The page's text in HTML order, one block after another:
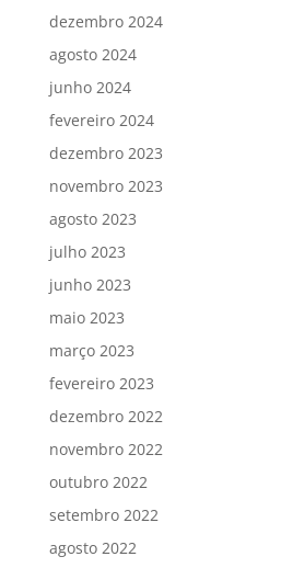
dezembro 2024
agosto 2024
junho 2024
fevereiro 2024
dezembro 2023
novembro 2023
agosto 2023
julho 2023
junho 2023
maio 2023
março 2023
fevereiro 2023
dezembro 2022
novembro 2022
outubro 2022
setembro 2022
agosto 2022